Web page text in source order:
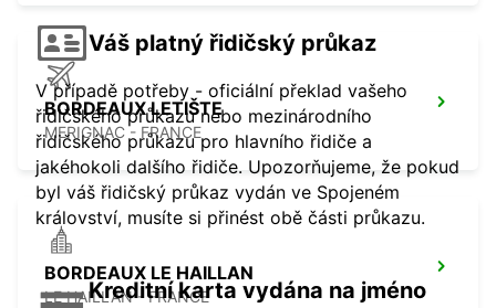
BORDEAUX LETIŠTE
MERIGNAC - FRANCE
BORDEAUX LE HAILLAN
LE HAILLAN - FRANCE
Váš platný řidičský průkaz
V případě potřeby - oficiální překlad vašeho
řidičského průkazu nebo mezinárodního
řidičského průkazu pro hlavního řidiče a
jakéhokoli dalšího řidiče. Upozorňujeme, že pokud
byl váš řidičský průkaz vydán ve Spojeném
království, musíte si přinést obě části průkazu.
Kreditní karta vydána na jméno